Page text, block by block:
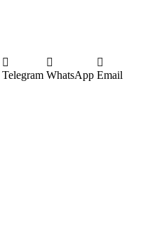
Telegram WhatsApp Email